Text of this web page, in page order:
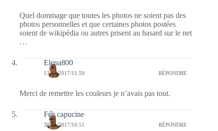
Quel dommage que toutes les photos ne soient pas des
photos personnelles et que certaines photos postées
soient de wikipédia ou autres prisent au hasard sur le net
…
Elena800
13/02/2017/11:59 RÉPONDRE
Merci de remettre les couleurs je n’avais pas tout.
Fée capucine
30/01/2017/16:51 RÉPONDRE